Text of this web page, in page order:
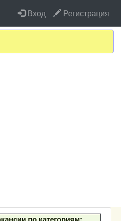
Вход Регистрация